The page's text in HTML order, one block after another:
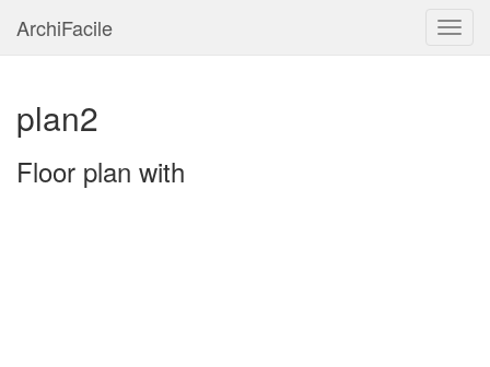
ArchiFacile
plan2
Floor plan with